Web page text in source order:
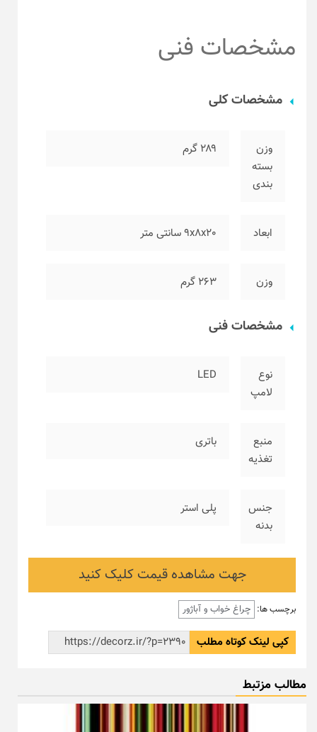
مشخصات فنی
مشخصات کلی
وزن
بسته
بندی
۲۸۹ گرم
ابعاد ۹x8x20 سانتی متر
وزن ۲۶۳ گرم
مشخصات فنی
نوع
لامپ
LED
منبع
تغذیه
باتری
جنس
بدنه
پلی استر
جهت مشاهده قیمت کلیک کنید
برچسب ها: چراغ خواب و آباژور
کپی لینک کوتاه مطلب
مطالب مزتبط